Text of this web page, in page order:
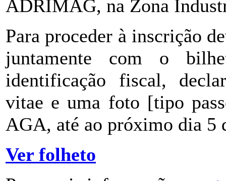
ADRIMAG, na Zona
Para proceder à inscrição
juntamente com o
identificação fiscal,
vitae e uma foto [tipo
AGA, até ao próximo dia 5
Ver folheto